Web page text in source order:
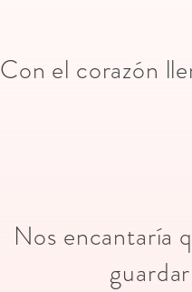
Con el corazón
Nos encantaría